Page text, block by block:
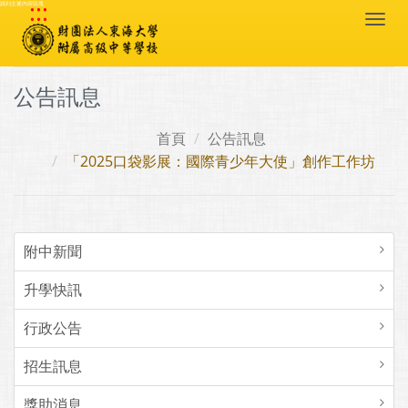
跳到主要內容區塊
:::
公告訊息
首頁
公告訊息
「2025口袋影展：國際青少年大使」創作工作坊
附中新聞
升學快訊
行政公告
招生訊息